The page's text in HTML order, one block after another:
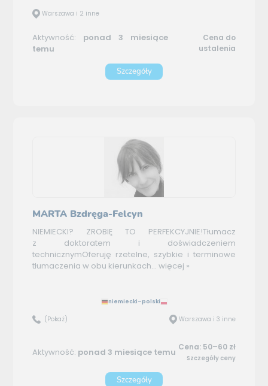
Warszawa i 2 inne
Aktywność: ponad 3 miesiące
temu
Cena do
ustalenia
Szczegóły
MARTA Bzdręga-Felcyn
NIEMIECKI? ZROBIĘ TO PERFEKCYJNIE!Tłumacz
z doktoratem i doświadczeniem
technicznymOferuję rzetelne, szybkie i terminowe
tłumaczenia w obu kierunkach... więcej »
niemiecki–polski
(Pokaż) Warszawa i 3 inne
Aktywność: ponad 3 miesiące temu Cena: 50–60 zł
Szczegóły ceny
Szczegóły